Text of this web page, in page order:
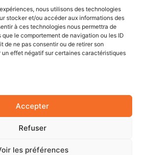
nous utilisons des technologies
stocker et/ou accéder aux informations des
à ces technologies nous permettra de
le comportement de navigation ou les ID
de ne pas consentir ou de retirer son
effet négatif sur certaines caractéristiques
Accepter
Refuser
les préférences